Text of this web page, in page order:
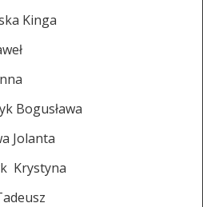
Kinga
Bogusława
Jolanta
Krystyna